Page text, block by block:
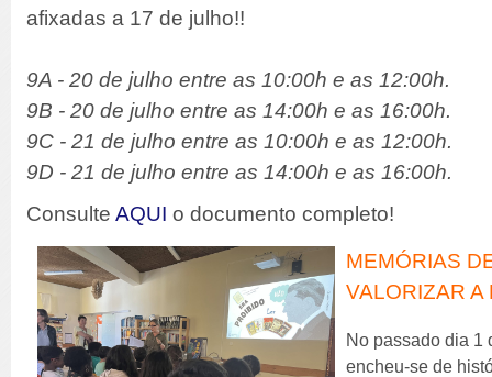
afixadas a 17 de julho!!
9A - 20 de julho entre as 10:00h e as 12:00h.
9B - 20 de julho entre as 14:00h e as 16:00h.
9C - 21 de julho entre as 10:00h e as 12:00h.
9D - 21 de julho entre as 14:00h e as 16:00h.
ConsulteAQUI o documento completo!
MEMÓRIAS
VALORIZAR A
No passado dia 1
encheu-se de